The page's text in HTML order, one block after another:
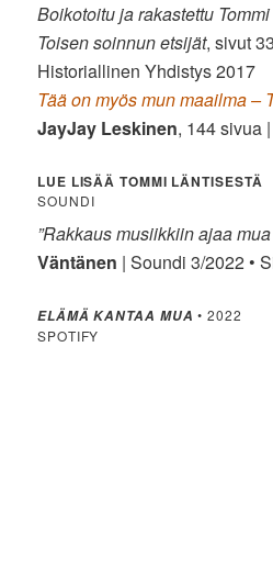
Boikotoitu ja rakastettu
Toisen soinnun etsijät, sivut
Historiallinen Yhdistys 2017
Tää on myös mun maailma –
JayJay Leskinen, 144 sivua
LUE LISÄÄ TOMMI LÄNTISESTÄ
SOUNDI
”Rakkaus musiikkiin ajaa
Väntänen | Soundi 3/2022 •
ELÄMÄ KANTAA MUA • 2022
SPOTIFY